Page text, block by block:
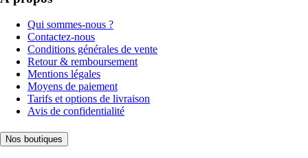
Qui sommes-nous ?
Contactez-nous
Conditions générales de vente
Retour & remboursement
Mentions légales
Moyens de paiement
Tarifs et options de livraison
Avis de confidentialité
Nos boutiques